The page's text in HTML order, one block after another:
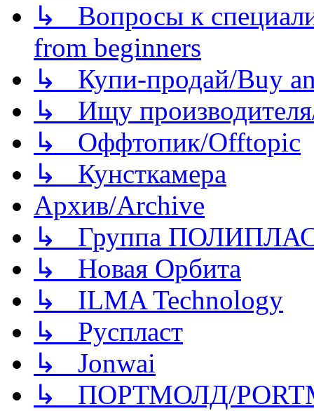
↳ Вопросы к
from beginners
↳ Купи-продай/Buy
↳ Ищу
↳ Оффтопик/Offtopic
↳ Кунсткамера
Архив/Archive
↳ Группа
↳ Новая Орбита
↳ ILMA Technology
↳ Руспласт
↳ Jonwai
↳ ПОРТМОЛД/